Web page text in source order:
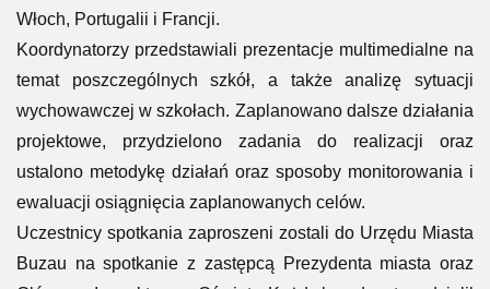
Włoch, Portugalii i Francji.
Koordynatorzy przedstawiali prezentacje multimedialne na
temat poszczególnych szkół, a także analizę sytuacji
wychowawczej w szkołach. Zaplanowano dalsze działania
projektowe, przydzielono zadania do realizacji oraz
ustalono metodykę działań oraz sposoby monitorowania i
ewaluacji osiągnięcia zaplanowanych celów.
Uczestnicy spotkania zaproszeni zostali do Urzędu Miasta
Buzau na spotkanie z zastępcą Prezydenta miasta oraz